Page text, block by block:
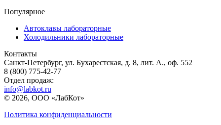
Популярное
Автоклавы лабораторные
Холодильники лабораторные
Контакты
Санкт-Петербург, ул. Бухарестская, д. 8, лит. А., оф. 552
8 (800) 775-42-77
Отдел продаж:
info@labkot.ru
© 2026, ООО «ЛабКот»
Политика конфиденциальности